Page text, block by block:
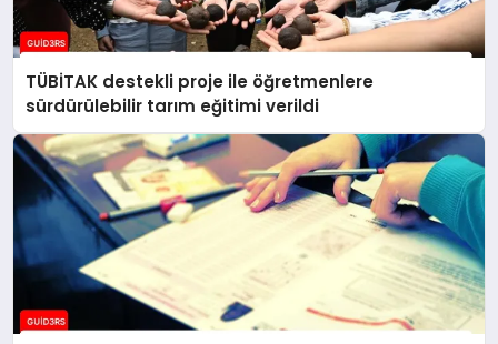
TÜBİTAK destekli proje ile öğretmenlere
sürdürülebilir tarım eğitimi verildi